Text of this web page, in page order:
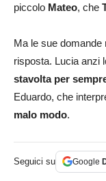
piccolo Mateo, che
Ma le sue domande
risposta. Lucia anzi
stavolta per
Eduardo, che
malo modo.
Seguici su Google